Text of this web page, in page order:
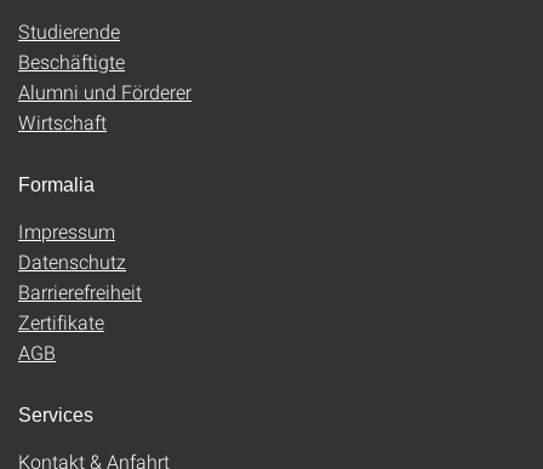
Studierende
Beschäftigte
Alumni und Förderer
Wirtschaft
Formalia
Impressum
Datenschutz
Barrierefreiheit
Zertifikate
AGB
Services
Kontakt & Anfahrt